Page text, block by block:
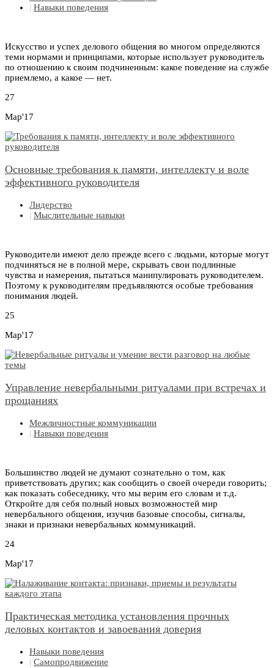
| Навыки поведения
Искусство и успех делового общения во многом определяются
теми нормами и принципами, которые использует руководитель
по отношению к своим подчиненным: какое поведение на службе
приемлемо, а какое — нет.
27
Мар'17
Основные требования к памяти, интеллекту и воле
эффективного руководителя
Лидерство
| Мыслительные навыки
Руководители имеют дело прежде всего с людьми, которые могут
подчиняться не в полной мере, скрывать свои подлинные
чувства и намерения, пытаться манипулировать руководителем.
Поэтому к руководителям предъявляются особые требования
понимания людей.
25
Мар'17
Управление невербальными ритуалами при встречах и
прощаниях
Межличностные коммуникации
| Навыки поведения
Большинство людей не думают сознательно о том, как
приветствовать других; как сообщить о своей очереди говорить;
как показать собеседнику, что мы верим его словам и т.д.
Откройте для себя полный новых возможностей мир
невербального общения, изучив базовые способы, сигналы,
знаки и признаки невербальных коммуникаций.
24
Мар'17
Практическая методика установления прочных
деловых контактов и завоевания доверия
Навыки поведения
| Самопродвижение